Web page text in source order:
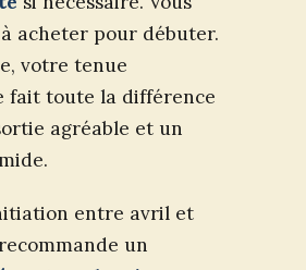
à acheter pour débuter.
votre tenue
fait toute la différence
agréable et un
entre avril et
un